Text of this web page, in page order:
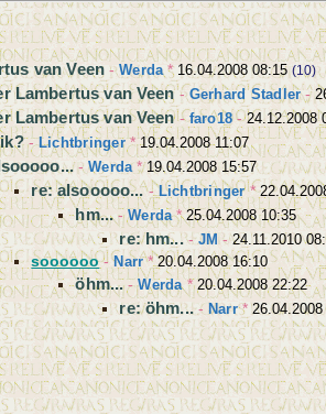
van Veen-Werda* 16.04.2008 08:15 (10)
Lambertus van Veen-Gerhard Stadler-
Lambertus van Veen-faro18-24.12.2008
-Lichtbringer*19.04.2008 11:07
-Werda*19.04.2008 15:57
re: alsooooo...-Lichtbringer*
hm...-Werda*25.04.2008 10:35
re: hm...-JM -24.11.2010
soooooo-Narr*20.04.2008 16:10
öhm...-Werda*20.04.2008 22:22
re: öhm...- Narr*